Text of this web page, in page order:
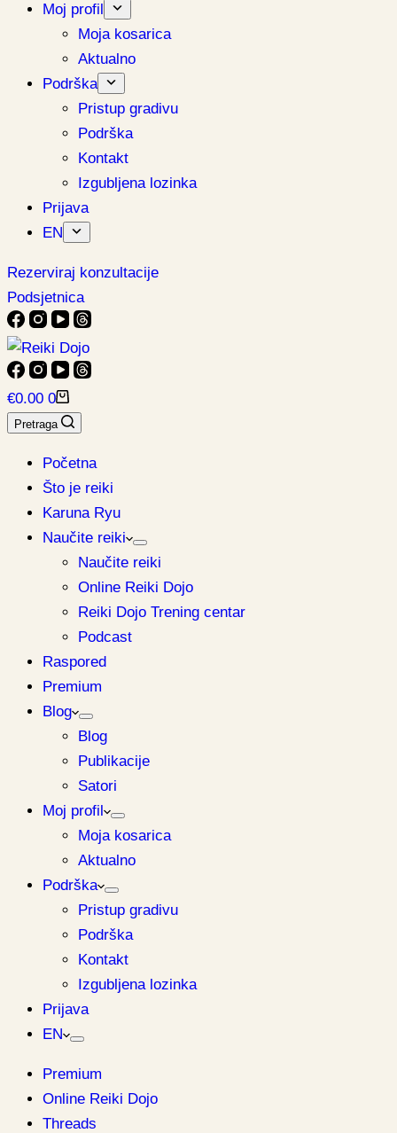
Moj profil
Moja kosarica
Aktualno
Podrška
Pristup gradivu
Podrška
Kontakt
Izgubljena lozinka
Prijava
EN
Rezerviraj konzultacije
Podsjetnica
Košarica
€0.00 0
Pretraga
Početna
Što je reiki
Karuna Ryu
Naučite reiki
Naučite reiki
Online Reiki Dojo
Reiki Dojo Trening centar
Podcast
Raspored
Premium
Blog
Blog
Publikacije
Satori
Moj profil
Moja kosarica
Aktualno
Podrška
Pristup gradivu
Podrška
Kontakt
Izgubljena lozinka
Prijava
EN
Premium
Online Reiki Dojo
Threads